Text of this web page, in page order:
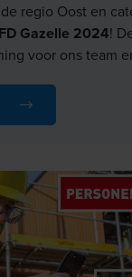
regio Oost en
FD Gazelle 2024!
voor ons team
die dit succes